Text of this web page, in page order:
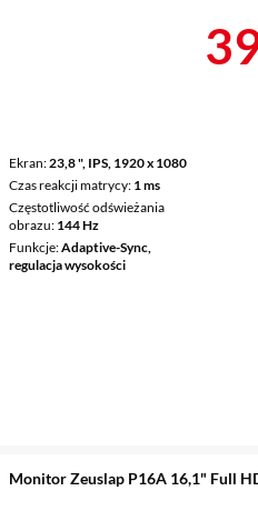
Ekran 23,8 ", IPS, 1920 x 1080
Czas reakcji matrycy 1 ms
Częstotliwość odświeżania
obrazu 144 Hz
Funkcje Adaptive-Sync,
regulacja wysokości
Monitor Zeuslap P16A 16,1" Full